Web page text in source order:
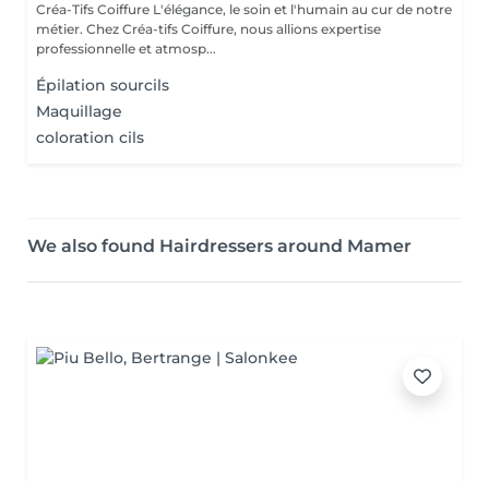
Créa-Tifs Coiffure L'élégance, le soin et l'humain au cur de notre
métier. Chez Créa-tifs Coiffure, nous allions expertise
professionnelle et atmosp...
Épilation sourcils
Maquillage
coloration cils
We also found Hairdressers around Mamer